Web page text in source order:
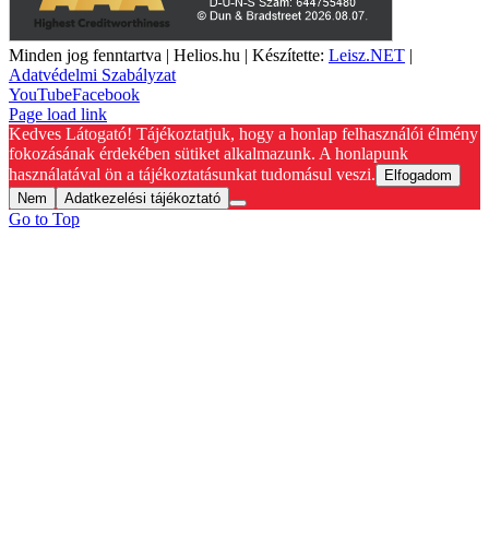
Minden jog fenntartva | Helios.hu | Készítette: Leisz.NET |
Adatvédelmi Szabályzat
YouTubeFacebook
Page load link
Kedves Látogató! Tájékoztatjuk, hogy a honlap felhasználói élmény
fokozásának érdekében sütiket alkalmazunk. A honlapunk
használatával ön a tájékoztatásunkat tudomásul veszi.
Elfogadom
Nem
Adatkezelési tájékoztató
Go to Top